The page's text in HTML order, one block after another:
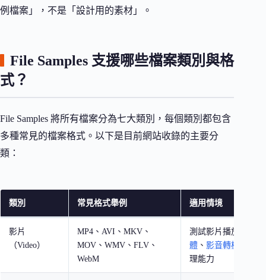
例檔案」，不是「設計用的素材」。
File Samples 支援哪些檔案類別與格
式？
File Samples 將所有檔案分為七大類別，每個類別都包含
多種常見的檔案格式。以下是目前網站收錄的主要分
類：
類別 常見格式舉例 適用情境
影片
（Video）
MP4、AVI、MKV、
MOV、WMV、FLV、
WebM
測試影片播放器、
體 、 影音轉檔工具
理能力